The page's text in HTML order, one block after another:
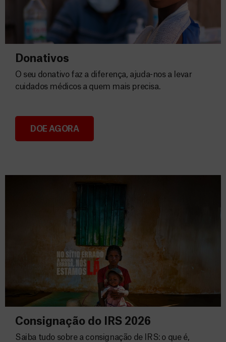
Donativos
Donativos
O seu donativo faz a diferença, ajuda-nos a levar
cuidados médicos a quem mais precisa.
DOE AGORA
Consignação do IRS 2026
Saiba tudo sobre a consignação de IRS: o que é,